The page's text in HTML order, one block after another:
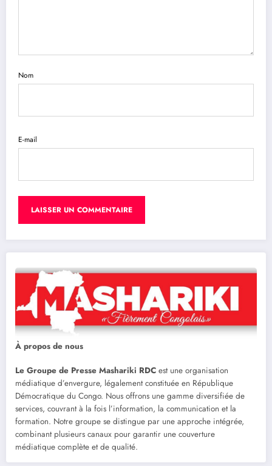
Nom
E-mail
À propos de nous
Le Groupe de Presse Mashariki RDC est une organisation
médiatique d’envergure, légalement constituée en République
Démocratique du Congo. Nous offrons une gamme diversifiée de
services, couvrant à la fois l’information, la communication et la
formation. Notre groupe se distingue par une approche intégrée,
combinant plusieurs canaux pour garantir une couverture
médiatique complète et de qualité.